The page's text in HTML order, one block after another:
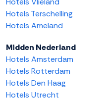
Hotels Terschelling
Hotels Ameland
Midden Nederland
Hotels Amsterdam
Hotels Rotterdam
Hotels Den Haag
Hotels Utrecht